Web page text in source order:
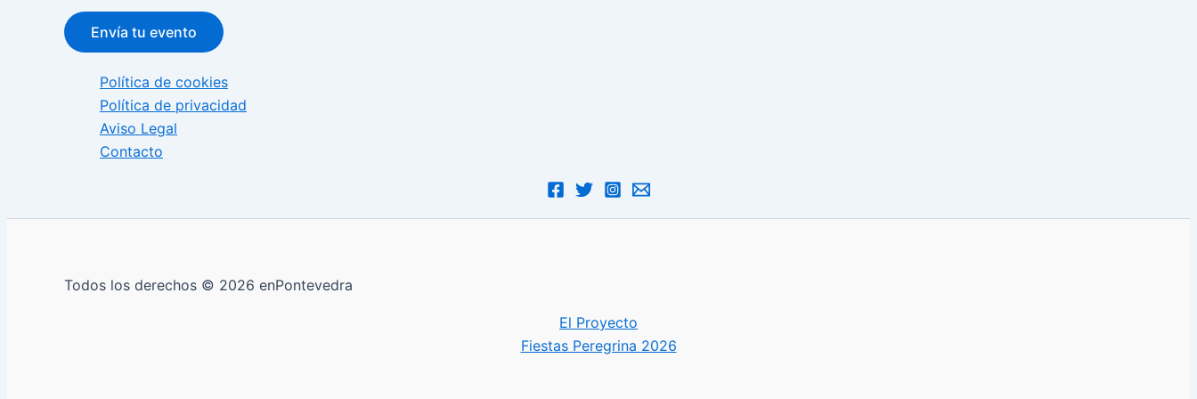
Envía tu evento
Política de cookies
Política de privacidad
Aviso Legal
Contacto
Todos los derechos © 2026 enPontevedra
El Proyecto
Fiestas Peregrina 2026